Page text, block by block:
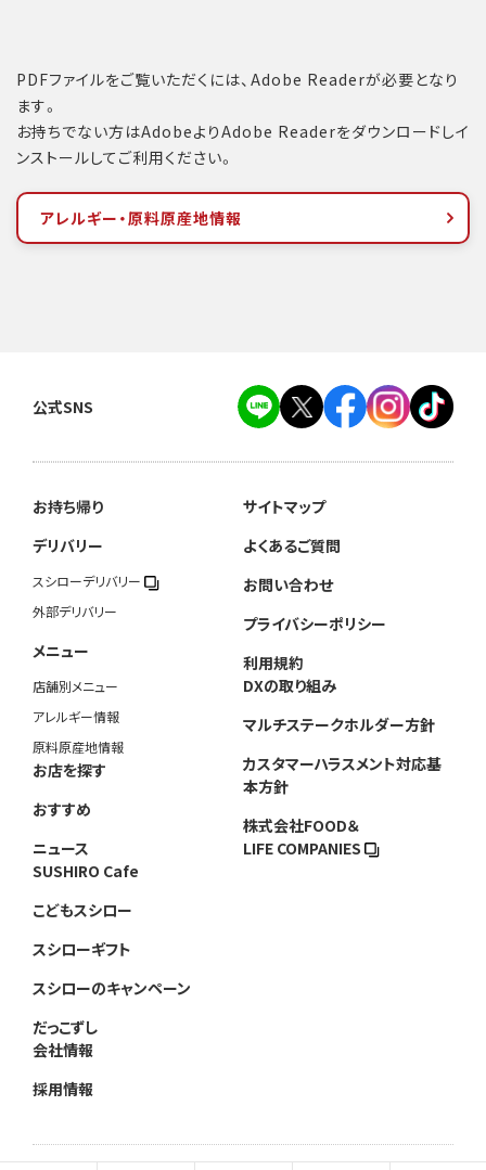
PDFファイルをご覧いただくには、Adobe Readerが必要となり
ます。
お持ちでない方はAdobeよりAdobe Readerをダウンロードしイ
ンストールしてご利用ください。
アレルギー・原料原産地情報
公式SNS
お持ち帰り
デリバリー
スシローデリバリー
外部デリバリー
メニュー
店舗別メニュー
アレルギー情報
原料原産地情報
お店を探す
おすすめ
ニュース
SUSHIRO Cafe
こどもスシロー
スシローギフト
スシローのキャンペーン
だっこずし
会社情報
採用情報
サイトマップ
よくあるご質問
お問い合わせ
プライバシーポリシー
利用規約
DXの取り組み
マルチステークホルダー方針
カスタマーハラスメント対応基
本方針
株式会社FOOD＆
LIFE COMPANIES